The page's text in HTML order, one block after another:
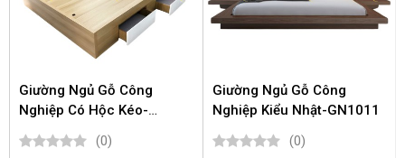
Giường Ngủ Gỗ Công
Nghiệp Có Hộc Kéo-
(0)
Giường Ngủ Gỗ Công
Nghiệp Kiểu Nhật-GN1011
(0)